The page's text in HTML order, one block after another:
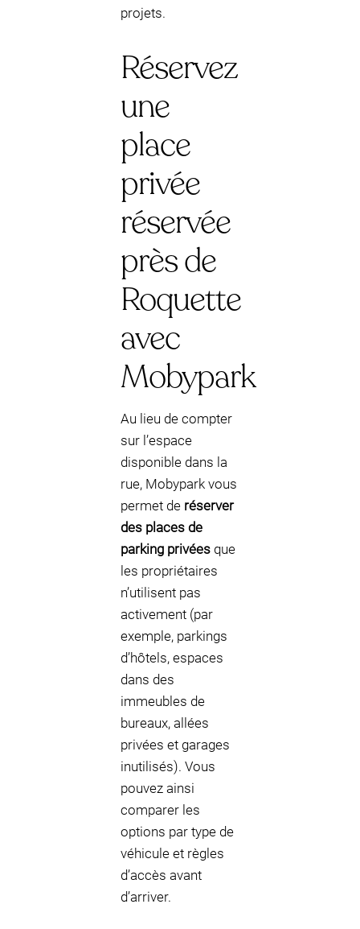
projets.
Réservez
une
place
privée
réservée
près de
Roquette
avec
Mobypark
Au lieu de compter
sur l’espace
disponible dans la
rue, Mobypark vous
permet de réserver
des places de
parking privées que
les propriétaires
n’utilisent pas
activement (par
exemple, parkings
d’hôtels, espaces
dans des
immeubles de
bureaux, allées
privées et garages
inutilisés). Vous
pouvez ainsi
comparer les
options par type de
véhicule et règles
d’accès avant
d’arriver.